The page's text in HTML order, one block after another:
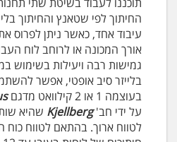
החיתוך לפי שטאנץ והחיתוך
עיבוד אחד, כאשר ניתן לפרוס
אורך המכונה או לרוחב לוח
גמישות רבה ויעילות בשימוש
בלייזר סיב אופטי, אפשר
בעוצמה 1 או 2 קילוואט מדגם
על ידי חב'Kjellberg שהיא
לטווח ארוך. בהתאם לטווח כוח